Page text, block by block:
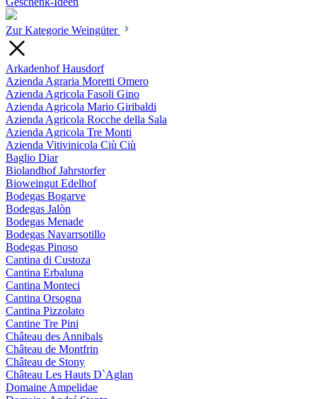
Zur Kategorie Weingüter
Arkadenhof Hausdorf
Azienda Agraria Moretti Omero
Azienda Agricola Fasoli Gino
Azienda Agricola Mario Giribaldi
Azienda Agricola Rocche della Sala
Azienda Agricola Tre Monti
Azienda Vitivinicola Ciù Ciù
Baglio Diar
Biolandhof Jahrstorfer
Bioweingut Edelhof
Bodegas Bogarve
Bodegas Jalòn
Bodegas Menade
Bodegas Navarrsotillo
Bodegas Pinoso
Cantina di Custoza
Cantina Erbaluna
Cantina Monteci
Cantina Orsogna
Cantina Pizzolato
Cantine Tre Pini
Château des Annibals
Château de Montfrin
Château de Stony
Château Les Hauts D`Aglan
Domaine Ampelidae